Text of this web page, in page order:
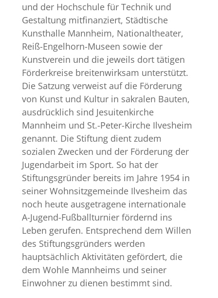
und der Hochschule für Technik und
Gestaltung mitfinanziert, Städtische
Kunsthalle Mannheim, Nationaltheater,
Reiß-Engelhorn-Museen sowie der
Kunstverein und die jeweils dort tätigen
Förderkreise breitenwirksam unterstützt.
Die Satzung verweist auf die Förderung
von Kunst und Kultur in sakralen Bauten,
ausdrücklich sind Jesuitenkirche
Mannheim und St.-Peter-Kirche Ilvesheim
genannt. Die Stiftung dient zudem
sozialen Zwecken und der Förderung der
Jugendarbeit im Sport. So hat der
Stiftungsgründer bereits im Jahre 1954 in
seiner Wohnsitzgemeinde Ilvesheim das
noch heute ausgetragene internationale
A-Jugend-Fußballturnier fördernd ins
Leben gerufen. Entsprechend dem Willen
des Stiftungsgründers werden
hauptsächlich Aktivitäten gefördert, die
dem Wohle Mannheims und seiner
Einwohner zu dienen bestimmt sind.